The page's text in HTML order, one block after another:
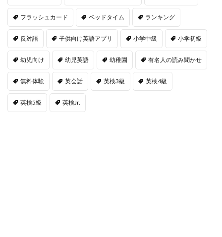
フラッシュカード ベッドタイム ランキング
反対語 子供向け英語アプリ 小学中級 小学初級
幼児向け 幼児英語 幼稚園 有名人の読み聞かせ
無料体験 英会話 英検3級 英検4級
英検5級 英検Jr.